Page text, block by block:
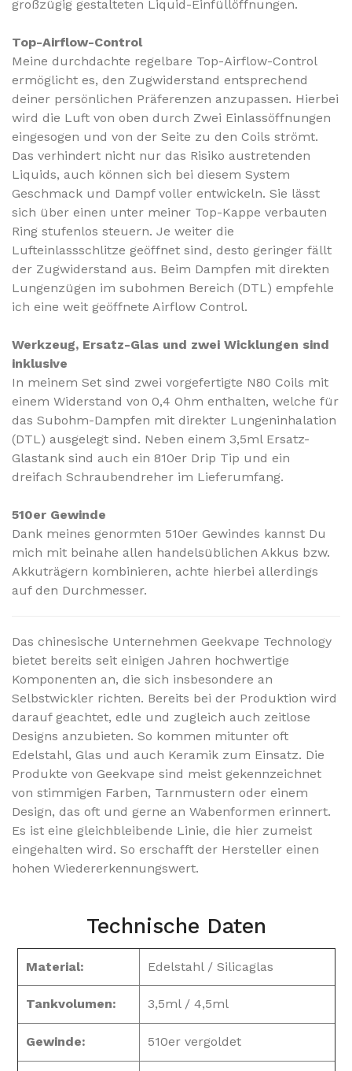
großzügig gestalteten Liquid-Einfüllöffnungen.
Top-Airflow-Control
Meine durchdachte regelbare Top-Airflow-Control
ermöglicht es, den Zugwiderstand entsprechend
deiner persönlichen Präferenzen anzupassen. Hierbei
wird die Luft von oben durch Zwei Einlassöffnungen
eingesogen und von der Seite zu den Coils strömt.
Das verhindert nicht nur das Risiko austretenden
Liquids, auch können sich bei diesem System
Geschmack und Dampf voller entwickeln. Sie lässt
sich über einen unter meiner Top-Kappe verbauten
Ring stufenlos steuern. Je weiter die
Lufteinlassschlitze geöffnet sind, desto geringer fällt
der Zugwiderstand aus. Beim Dampfen mit direkten
Lungenzügen im subohmen Bereich (DTL) empfehle
ich eine weit geöffnete Airflow Control.
Werkzeug, Ersatz-Glas und zwei Wicklungen sind
inklusive
In meinem Set sind zwei vorgefertigte N80 Coils mit
einem Widerstand von 0,4 Ohm enthalten, welche für
das Subohm-Dampfen mit direkter Lungeninhalation
(DTL) ausgelegt sind. Neben einem 3,5ml Ersatz-
Glastank sind auch ein 810er Drip Tip und ein
dreifach Schraubendreher im Lieferumfang.
510er Gewinde
Dank meines genormten 510er Gewindes kannst Du
mich mit beinahe allen handelsüblichen Akkus bzw.
Akkuträgern kombinieren, achte hierbei allerdings
auf den Durchmesser.
Das chinesische Unternehmen Geekvape Technology
bietet bereits seit einigen Jahren hochwertige
Komponenten an, die sich insbesondere an
Selbstwickler richten. Bereits bei der Produktion wird
darauf geachtet, edle und zugleich auch zeitlose
Designs anzubieten. So kommen mitunter oft
Edelstahl, Glas und auch Keramik zum Einsatz. Die
Produkte von Geekvape sind meist gekennzeichnet
von stimmigen Farben, Tarnmustern oder einem
Design, das oft und gerne an Wabenformen erinnert.
Es ist eine gleichbleibende Linie, die hier zumeist
eingehalten wird. So erschafft der Hersteller einen
hohen Wiedererkennungswert.
Technische Daten
Material: Edelstahl / Silicaglas
Tankvolumen: 3,5ml / 4,5ml
Gewinde: 510er vergoldet